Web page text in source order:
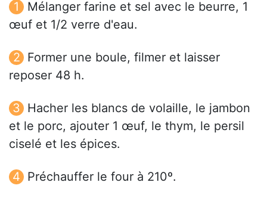
Mélanger farine et sel avec le beurre, 1
œuf et 1/2 verre d'eau.
Former une boule, filmer et laisser
reposer 48 h.
Hacher les blancs de volaille, le jambon
et le porc, ajouter 1 œuf, le thym, le persil
ciselé et les épices.
Préchauffer le four à 210º.